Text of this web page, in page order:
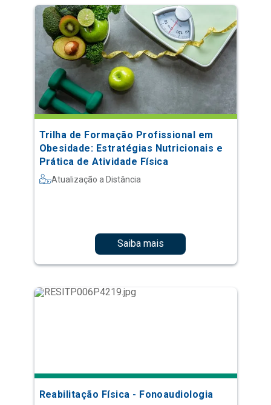
Trilha de Formação Profissional em
Obesidade: Estratégias Nutricionais e
Prática de Atividade Física
Atualização a Distância
Saiba mais
Reabilitação Física - Fonoaudiologia